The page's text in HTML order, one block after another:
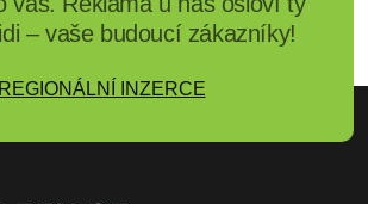
– vaše budoucí zákazníky!
REGIONÁLNÍ INZERCE